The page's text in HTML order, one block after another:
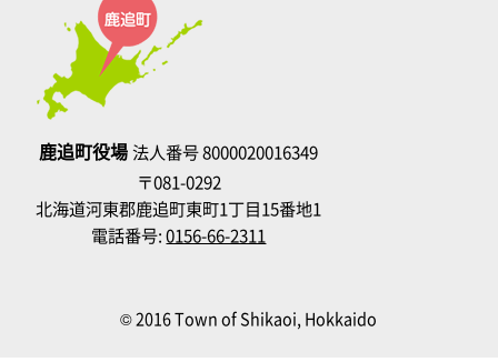
鹿追町役場法人番号 8000020016349
〒081-0292
北海道河東郡鹿追町東町1丁目15番地1
電話番号:0156-66-2311
© 2016 Town of Shikaoi, Hokkaido